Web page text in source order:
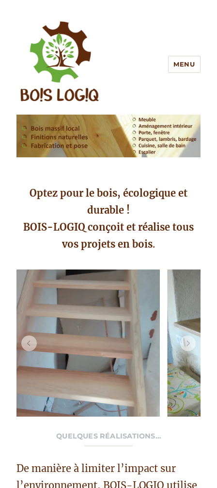
BOIS LOGIQ
MENU
Optez pour le bois, écologique et
durable !
BOIS-LOGIQ conçoit et réalise tous
vos projets en bois.
QUELQUES RÉALISATIONS…
De manière à limiter l’impact sur
l’environnement, BOIS-LOGIQ utilise